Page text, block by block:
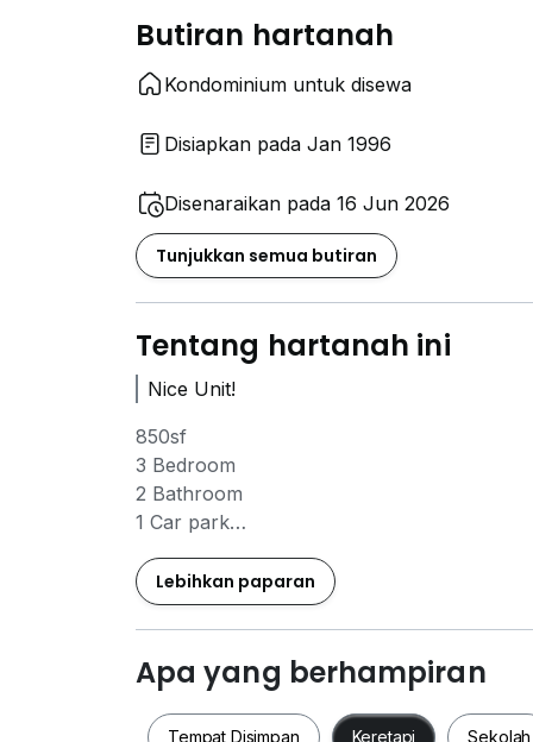
Butiran hartanah
Kondominium untuk disewa
Disiapkan pada Jan 1996
Disenaraikan pada 16 Jun 2026
Tunjukkan semua butiran
Tentang hartanah ini
Nice Unit!
850sf
3 Bedroom
2 Bathroom
1 Car park
*Disclaimer: Photos is the actual property
Viewing is recommended for accuracy.
For this high demand property kindly
Wengsern
Lebihkan paparan
Apa yang berhampiran
Tempat Disimpan Keretapi Sekolah